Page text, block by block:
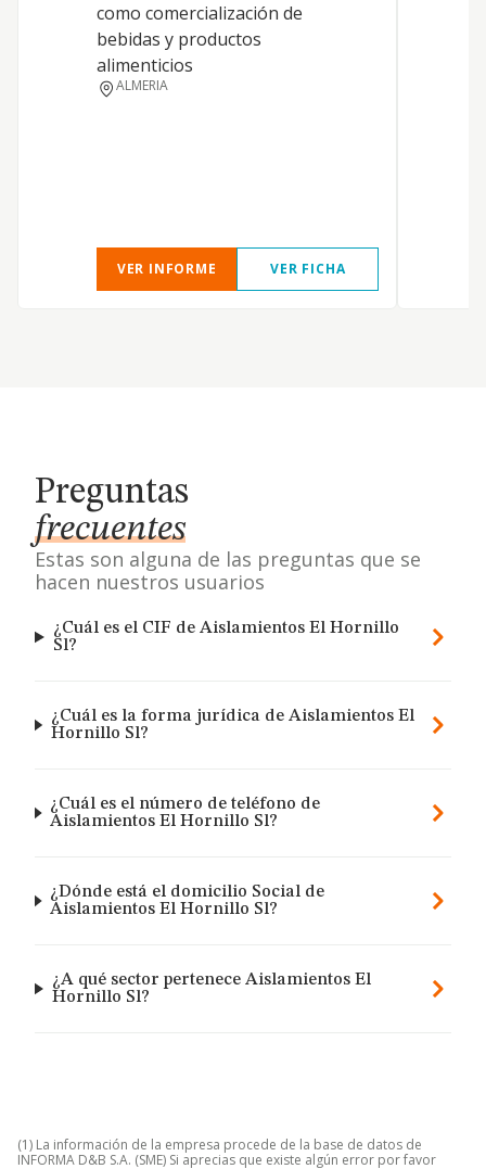
como comercialización de
bebidas y productos
alimenticios
ALMERIA
VER INFORME VER FICHA
Preguntas
frecuentes
Estas son alguna de las preguntas que se
hacen nuestros usuarios
¿Cuál es el CIF de Aislamientos El Hornillo
Sl?
¿Cuál es la forma jurídica de Aislamientos El
Hornillo Sl?
¿Cuál es el número de teléfono de
Aislamientos El Hornillo Sl?
¿Dónde está el domicilio Social de
Aislamientos El Hornillo Sl?
¿A qué sector pertenece Aislamientos El
Hornillo Sl?
(1) La información de la empresa procede de la base de datos de
INFORMA D&B S.A. (SME) Si aprecias que existe algún error por favor